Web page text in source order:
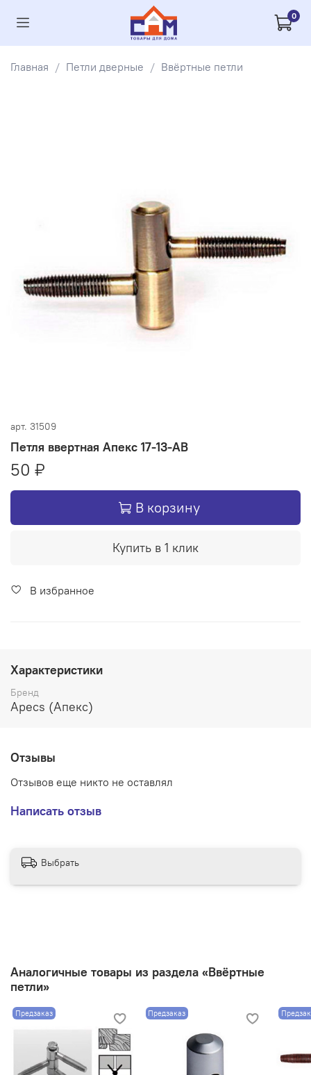
0
Главная Петли дверные Ввёртные петли
арт. 31509
Петля ввертная Апекс 17-13-AB
50 ₽
В корзину
Купить в 1 клик
В избранное
Характеристики
Бренд
Apecs (Апекс)
Отзывы
Отзывов еще никто не оставлял
Написать отзыв
Выбрать
Аналогичные товары из раздела «Ввёртные
петли»
Предзаказ Предзаказ